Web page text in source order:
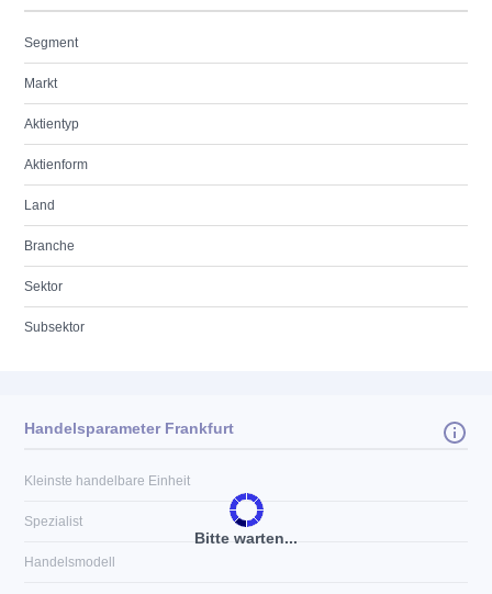
Segment
Markt
Aktientyp
Aktienform
Land
Branche
Sektor
Subsektor
Bitte warten...
Handelsparameter Frankfurt
Kleinste handelbare Einheit
Spezialist
Handelsmodell